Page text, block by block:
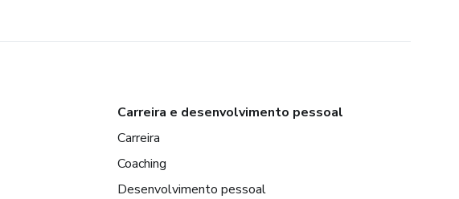
Carreira e desenvolvimento pessoal
Carreira
Coaching
Desenvolvimento pessoal